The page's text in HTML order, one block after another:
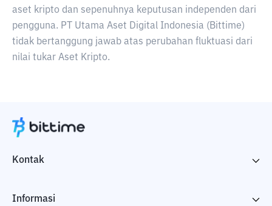
aset kripto dan sepenuhnya keputusan independen dari
pengguna. PT Utama Aset Digital Indonesia (Bittime)
tidak bertanggung jawab atas perubahan fluktuasi dari
nilai tukar Aset Kripto.
Kontak
Informasi